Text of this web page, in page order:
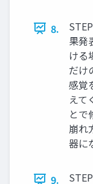
8.
果発
ける
だけ
感覚
えて
とで
崩れ
器に
9.